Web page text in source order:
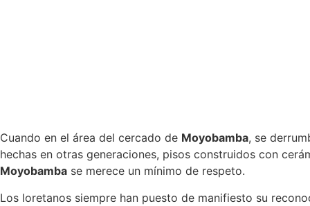
Cuando en el área del cercado de Moyobamba, se
hechas en otras generaciones, pisos construidos con
Moyobamba se merece un mínimo de respeto.
Los loretanos siempre han puesto de manifiesto su